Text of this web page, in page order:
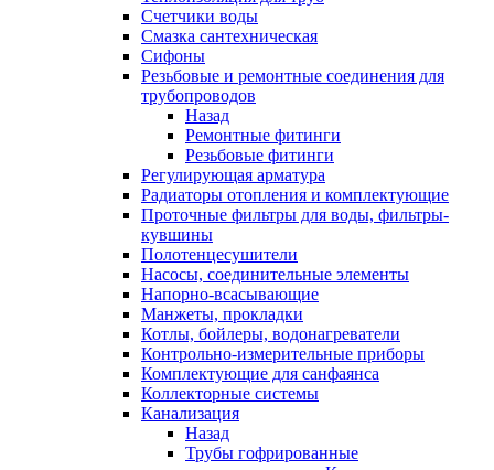
Счетчики воды
Смазка сантехническая
Сифоны
Резьбовые и ремонтные соединения для
трубопроводов
Назад
Ремонтные фитинги
Резьбовые фитинги
Регулирующая арматура
Радиаторы отопления и комплектующие
Проточные фильтры для воды, фильтры-
кувшины
Полотенцесушители
Насосы, соединительные элементы
Напорно-всасывающие
Манжеты, прокладки
Котлы, бойлеры, водонагреватели
Контрольно-измерительные приборы
Комплектующие для санфаянса
Коллекторные системы
Канализация
Назад
Трубы гофрированные